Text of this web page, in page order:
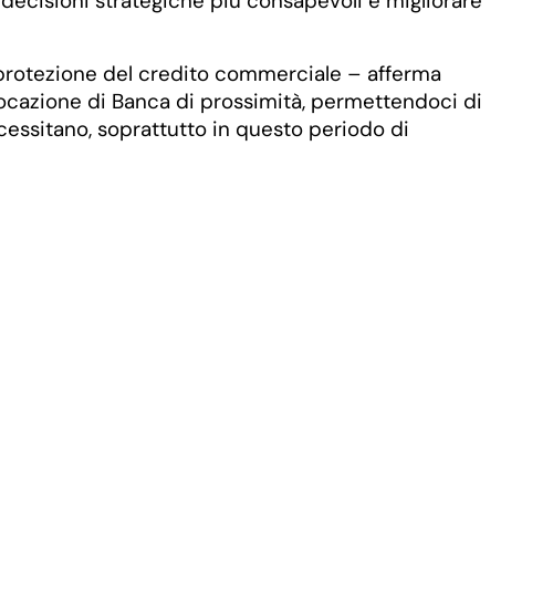
del credito commerciale – afferma
di Banca di prossimità, permettendoci di
soprattutto in questo periodo di